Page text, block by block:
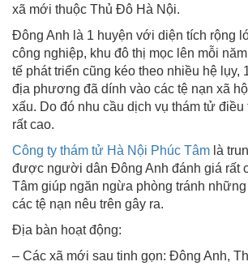
xã mới thuộc Thủ Đô Hà Nội.
Đông Anh là 1 huyện với diện tích rộng
công nghiệp, khu đô thị mọc lên mỗi
tế phát triển cũng kéo theo nhiều hệ lụy,
địa phương đã dính vào các tệ nạn xã
xấu. Do đó nhu cầu dịch vụ thám tử
rất cao.
Công ty thám tử Hà Nội Phúc Tâm là
được người dân Đông Anh đánh giá rất
Tâm giúp ngăn ngừa phòng tránh
các tệ nạn nêu trên gây ra.
Địa bàn hoạt động:
– Các xã mới sau tinh gọn: Đông Anh,